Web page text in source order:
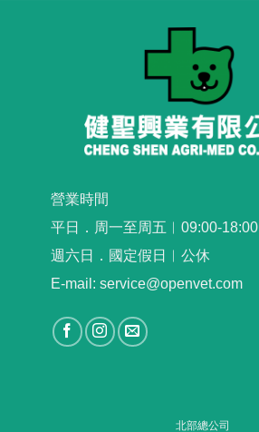
營業時間
平日．周一至周五︳09:00-18:00
週六日．國定假日︳公休
E-mail: service@openvet.com
北部總公司